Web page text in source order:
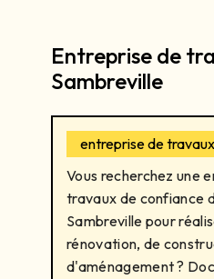
Entreprise de
Sambreville
entreprise de
Vous recherchez une
travaux de confiance
Sambreville pour
rénovation, de
d'aménagement ?